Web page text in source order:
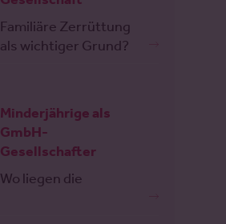
Familiäre Zerrüttung
als wichtiger Grund?
Minderjährige als
GmbH-
Gesellschafter
Wo liegen die